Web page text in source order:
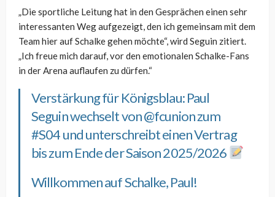
„Die sportliche Leitung hat in den Gesprächen einen sehr
interessanten Weg aufgezeigt, den ich gemeinsam mit dem
Team hier auf Schalke gehen möchte“, wird Seguin zitiert.
„Ich freue mich darauf, vor den emotionalen Schalke-Fans
in der Arena auflaufen zu dürfen.“
Verstärkung für Königsblau: Paul
Seguin wechselt von@fcunionzum
#S04und unterschreibt einen Vertrag
bis zum Ende der Saison 2025/2026
Willkommen auf Schalke, Paul!